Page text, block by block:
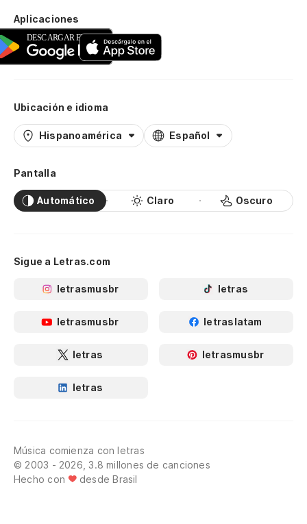
Aplicaciones
Ubicación e idioma
Hispanoamérica Español
Pantalla
Automático Claro Oscuro
Sigue a Letras.com
letrasmusbr letras
letrasmusbr letraslatam
letras letrasmusbr
letras
Música comienza con letras
© 2003 - 2026, 3.8 millones de canciones
Hecho con
desde Brasil